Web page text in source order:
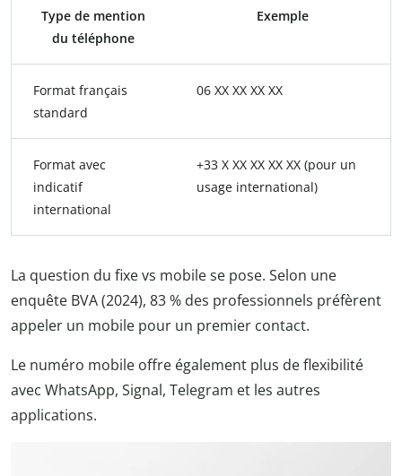
Type de mention
du téléphone
Exemple
Format français
standard
06 XX XX XX XX
Format avec
indicatif
international
+33 X XX XX XX XX (pour un
usage international)
La question du fixe vs mobile se pose. Selon une
enquête BVA (2024), 83 % des professionnels préfèrent
appeler un mobile pour un premier contact.
Le numéro mobile offre également plus de flexibilité
avec WhatsApp, Signal, Telegram et les autres
applications.